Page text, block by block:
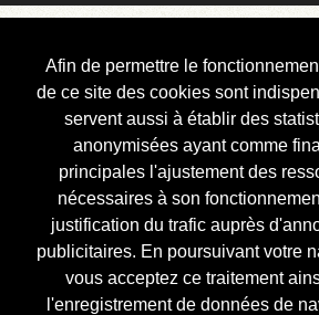
Afin de permettre le
de ce site des cookies sont
servent aussi à établir des
anonymisées ayant comme
principales l'ajustement des
nécessaires à son
justification du trafic auprès
publicitaires. En poursuivant votre
vous acceptez ce traitement
l'enregistrement de données de
Courbis, « LE »
Blog Officiel
Bienvenue
Réalisations
Divers (et d’été)
Annonces